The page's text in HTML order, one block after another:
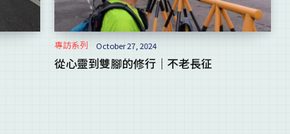
專訪系列 October 27, 2024
從心靈到雙腳的修行｜不老長征